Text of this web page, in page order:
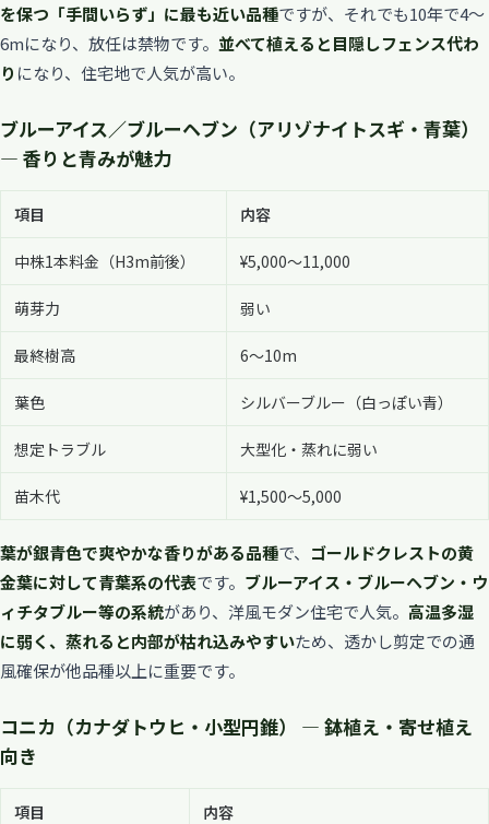
を保つ「手間いらず」に最も近い品種ですが、それでも10年で4〜
6mになり、放任は禁物です。 並べて植えると目隠しフェンス代わ
り になり、住宅地で人気が高い。
ブルーアイス／ブルーヘブン（アリゾナイトスギ・青葉）
— 香りと青みが魅力
項目 内容
中株1本料金（H3m前後） ¥5,000〜11,000
萌芽力 弱い
最終樹高 6〜10m
葉色 シルバーブルー（白っぽい青）
想定トラブル 大型化・蒸れに弱い
苗木代 ¥1,500〜5,000
葉が銀青色で爽やかな香りがある品種で、 ゴールドクレストの黄
金葉に対して青葉系の代表です。 ブルーアイス・ブルーヘブン・ウ
ィチタブルー等の系統があり、洋風モダン住宅で人気。 高温多湿
に弱く、蒸れると内部が枯れ込みやすいため、透かし剪定での通
風確保が他品種以上に重要です。
コニカ（カナダトウヒ・小型円錐） — 鉢植え・寄せ植え
向き
項目 内容